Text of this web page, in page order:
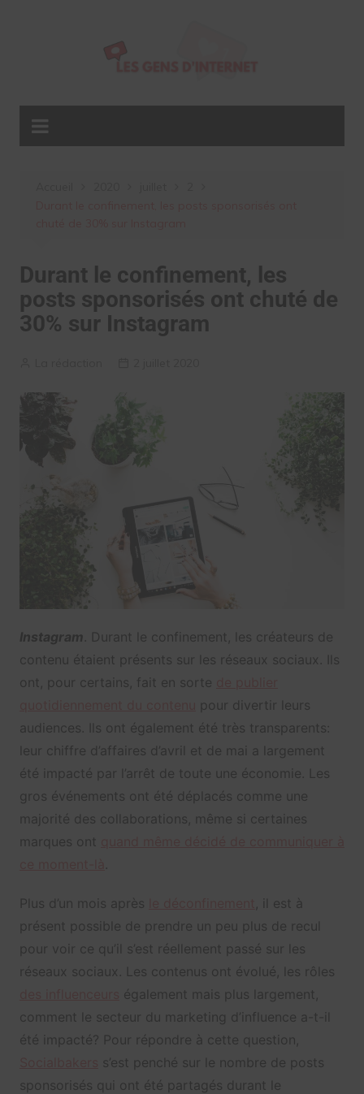
Durant le confinement, les
posts sponsorisés ont chuté de
30% sur Instagram
Instagram . Durant le confinement, les créateurs de
contenu étaient présents sur les réseaux sociaux. Ils
ont, pour certains, fait en sorte
pour divertir leurs
audiences. Ils ont également été très transparents:
leur chiffre d’affaires d’avril et de mai a largement
été impacté par l’arrêt de toute une économie. Les
gros événements ont été déplacés comme une
majorité des collaborations, même si certaines
marques ont
Plus d’un mois après
, il est à
présent possible de prendre un peu plus de recul
pour voir ce qu’il s’est réellement passé sur les
réseaux sociaux. Les contenus ont évolué, les rôles
également mais plus largement,
comment le secteur du marketing d’influence a-t-il
été impacté? Pour répondre à cette question,
s’est penché sur le nombre de posts
sponsorisés qui ont été partagés durant le